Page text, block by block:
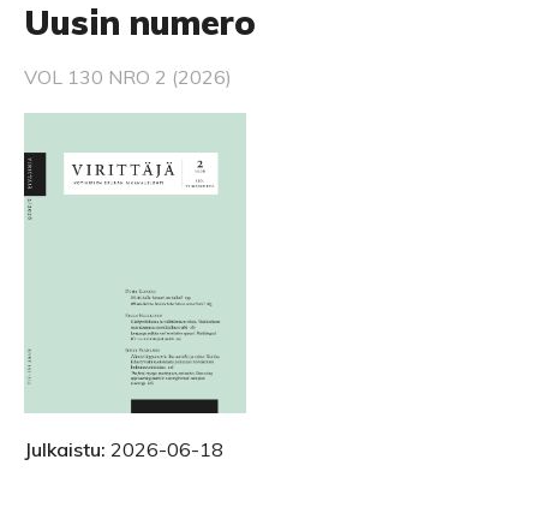
Uusin numero
VOL 130 NRO 2 (2026)
Julkaistu: 2026-06-18